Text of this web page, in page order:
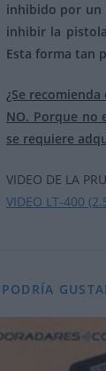
inhibido por un
inhibir la
Esta forma tan
¿Se
NO. Porque no
se requiere
VIDEO DE LA
VIDEO LT-400